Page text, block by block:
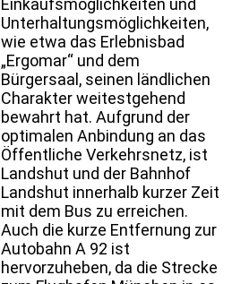
Einkaufsmöglichkeiten und
Unterhaltungsmöglichkeiten,
wie etwa das Erlebnisbad
„Ergomar“ und dem
Bürgersaal, seinen ländlichen
Charakter weitestgehend
bewahrt hat. Aufgrund der
optimalen Anbindung an das
Öffentliche Verkehrsnetz, ist
Landshut und der Bahnhof
Landshut innerhalb kurzer Zeit
mit dem Bus zu erreichen.
Auch die kurze Entfernung zur
Autobahn A 92 ist
hervorzuheben, da die Strecke